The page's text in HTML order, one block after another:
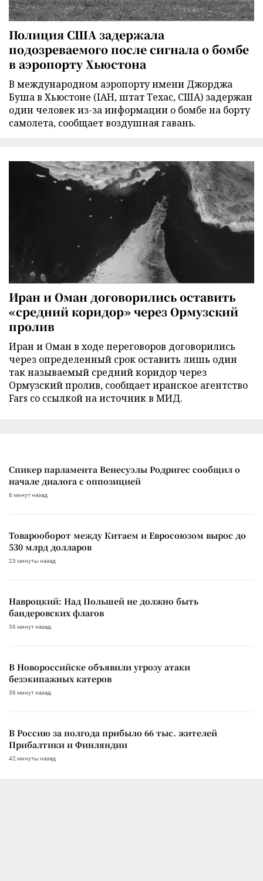
Полиция США задержала
подозреваемого после сигнала о бомбе
в аэропорту Хьюстона
В международном аэропорту имени Джорджа
Буша в Хьюстоне (IAH, штат Техас, США) задержан
один человек из-за информации о бомбе на борту
самолета, сообщает воздушная гавань.
Иран и Оман договорились оставить
«средний коридор» через Ормузский
пролив
Иран и Оман в ходе переговоров договорились
через определенный срок оставить лишь один
так называемый средний коридор через
Ормузский пролив, сообщает иранское агентство
Fars со ссылкой на источник в МИД.
Спикер парламента Венесуэлы Родригес сообщил о
начале диалога с оппозицией
6 минут назад
Товарооборот между Китаем и Евросоюзом вырос до
530 млрд долларов
23 минуты назад
Навроцкий: Над Польшей не должно быть
бандеровских флагов
36 минут назад
В Новороссийске объявили угрозу атаки
безэкипажных катеров
36 минут назад
В Россию за полгода прибыло 66 тыс. жителей
Прибалтики и Финляндии
42 минуты назад